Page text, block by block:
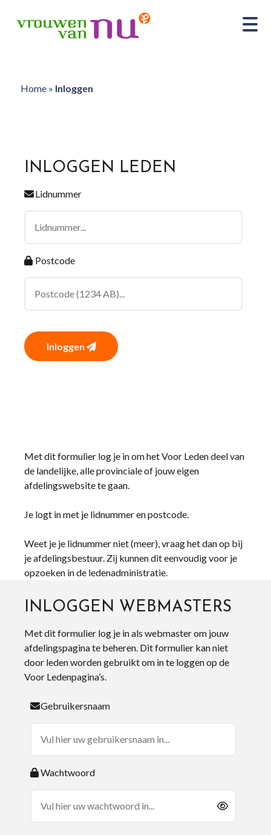
Home» Inloggen
INLOGGEN LEDEN
Lidnummer
Postcode
Inloggen
Met dit formulier log je in om het Voor Leden deel van
de landelijke, alle provinciale of jouw eigen
afdelingswebsite te gaan.
Je logt in met je lidnummer en postcode.
Weet je je lidnummer niet (meer), vraag het dan op bij
je afdelingsbestuur. Zij kunnen dit eenvoudig voor je
opzoeken in de ledenadministratie.
INLOGGEN WEBMASTERS
Met dit formulier log je in als webmaster om jouw
afdelingspagina te beheren. Dit formulier kan niet
door leden worden gebruikt om in te loggen op de
Voor Ledenpagina’s.
Gebruikersnaam
Wachtwoord